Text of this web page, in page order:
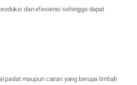
dan efesiensi sehingga dapat
padat maupun cairan yang berupa limbah